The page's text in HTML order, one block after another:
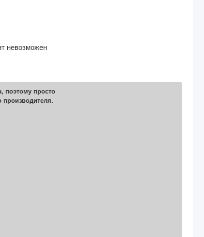
невозможен
поэтому просто
производителя.